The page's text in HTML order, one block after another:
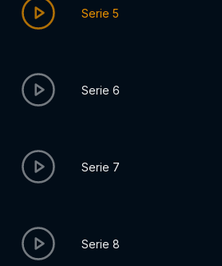
Serie 5
Serie 6
Serie 7
Serie 8